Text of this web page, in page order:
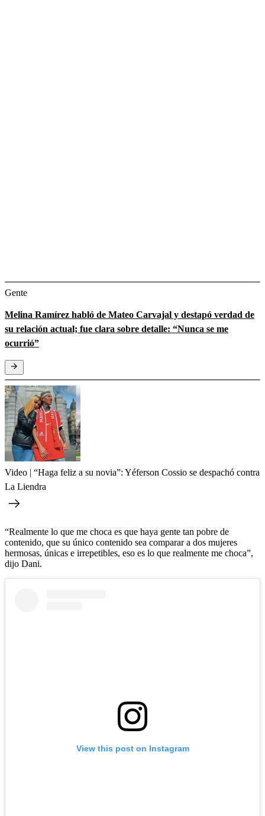
Gente
Melina Ramírez habló de Mateo Carvajal y destapó verdad de
su relación actual; fue clara sobre detalle: “Nunca se me
ocurrió”
Video | “Haga feliz a su novia”: Yéferson Cossio se despachó contra
La Liendra
“Realmente lo que me choca es que haya gente tan pobre de
contenido, que su único contenido sea comparar a dos mujeres
hermosas, únicas e irrepetibles, eso es lo que realmente me choca”,
dijo Dani.
View this post on Instagram